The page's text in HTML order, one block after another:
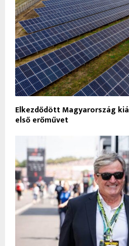
Elkezdődött Magyarország
első erőművet